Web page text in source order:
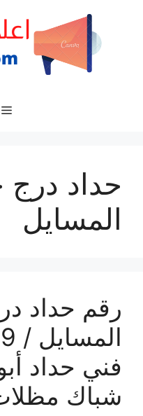
حداد درج
المسايل
رقم حداد
فني حداد
شباك